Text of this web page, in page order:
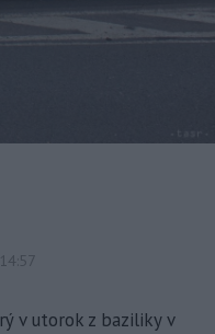
v utorok z baziliky v